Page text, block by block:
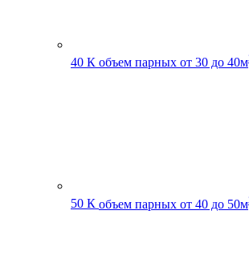
40 К объем парных от 30 до 40м
50 К объем парных от 40 до 50м